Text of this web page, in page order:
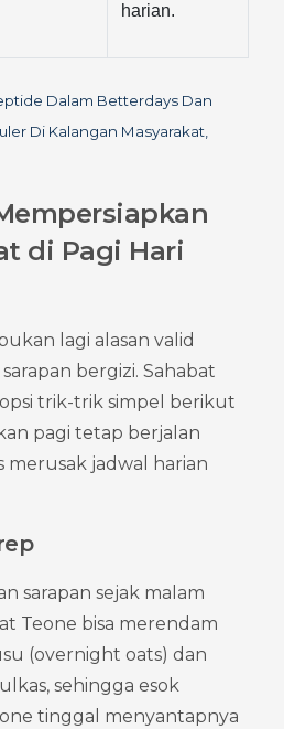
harian.
Dalam Betterdays Dan
Di Kalangan Masyarakat,
di Pagi Hari
lagi alasan valid
bergizi. Sahabat
trik-trik simpel berikut
pagi tetap berjalan
merusak jadwal harian
sarapan sejak malam
Teone bisa merendam
(overnight oats) dan
sehingga esok
tinggal menyantapnya